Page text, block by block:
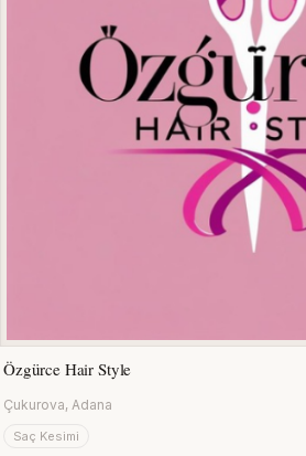
Özgürce Hair Style
Çukurova, Adana
Saç Kesimi